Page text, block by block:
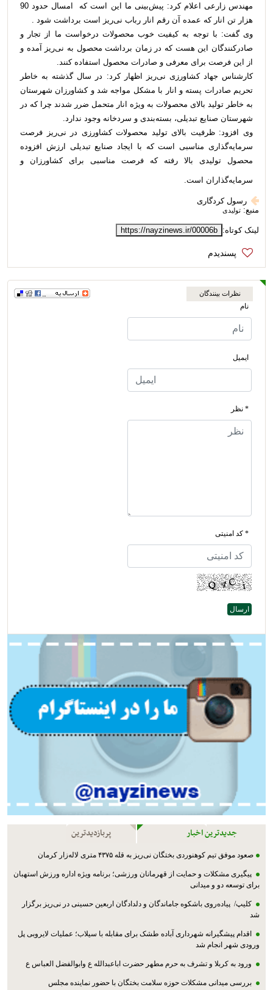
مهندس زارعی اعلام کرد: پیش‌بینی ما این است که
امسال حدود 90
هزار تن انار که عمده آن رقم انار رباب نی‌ریز است برداشت شود .
وی گفت: با توجه به کیفیت خوب محصولات درخواست ما از تجار و
صادرکنندگان این هست که در زمان برداشت محصول به نی‌ریز آمده و
از این فرصت برای معرفی و صادرات محصول استفاده کنند
کارشناس جهاد کشاورزی نی‌ریز اظهار کرد: در سال گذشته به خاطر
تحریم صادرات پسته و انار با مشکل مواجه شد و کشاورزان شهرستان
به خاطر تولید بالای محصولات به ویژه انار متحمل ضرر شدند چرا که در
شهرستان صنایع تبدیلی، بسته‌بندی و سردخانه وجود ندارد
وی افزود: ظرفیت بالای تولید محصولات کشاورزی در نی‌ریز فرصت
سرمایه‌گذاری مناسبی است که با ایجاد صنایع تبدیلی ارزش افزوده
محصول تولیدی بالا رفته که فرصت مناسبی برای کشاورزان و
سرمایه‌گذاران است
رسول کردگاری
منبع: تولیدی
لینک کوتاه: https://nayzinews.ir/00006b
نظرات بینندگان
نام
ایمیل
* نظر
* کد امنیتی
جدیدترین اخبار پربازدیدترین
صعود موفق تیم کوهنوردی بختگان نی‌ریز به قله ۴۳۷۵ متری لاله‌زار کرمان
پیگیری مشکلات و حمایت از قهرمانان ورزشی؛ برنامه ویژه اداره ورزش استهبان
برای توسعه دو و میدانی
کلیپ/ پیاده‌روی باشکوه جاماندگان و دلدادگان اربعین حسینی در نی‌ریز برگزار
شد
اقدام پیشگیرانه شهرداری آباده طشک برای مقابله با سیلاب؛ عملیات لایروبی پل
ورودی شهر انجام شد
ورود به کربلا و تشرف به حرم مطهر حضرت اباعبدالله ع وابوالفضل العباس ع
بررسی میدانی مشکلات حوزه سلامت بختگان با حضور نماینده مجلس